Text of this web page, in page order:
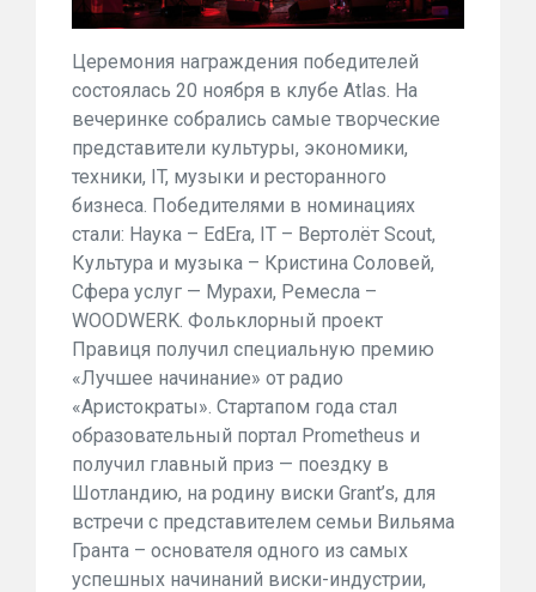
Церемония награждения победителей
состоялась 20 ноября в клубе Atlas. На
вечеринке собрались самые творческие
представители культуры, экономики,
техники, IT, музыки и ресторанного
бизнеса. Победителями в номинациях
стали: Наука – EdEra, IT – Вертолёт Scout,
Культура и музыка – Кристина Соловей,
Сфера услуг — Мурахи, Ремесла –
WOODWERK. Фольклорный проект
Правиця получил специальную премию
«Лучшее начинание» от радио
«Аристократы». Стартапом года стал
образовательный портал Prometheus и
получил главный приз — поездку в
Шотландию, на родину виски Grant’s, для
встречи с представителем семьи Вильяма
Гранта – основателя одного из самых
успешных начинаний виски-индустрии,